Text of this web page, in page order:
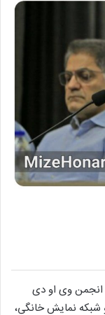
انجمن وی‌ او دی
شبکه نمایش خانگی،